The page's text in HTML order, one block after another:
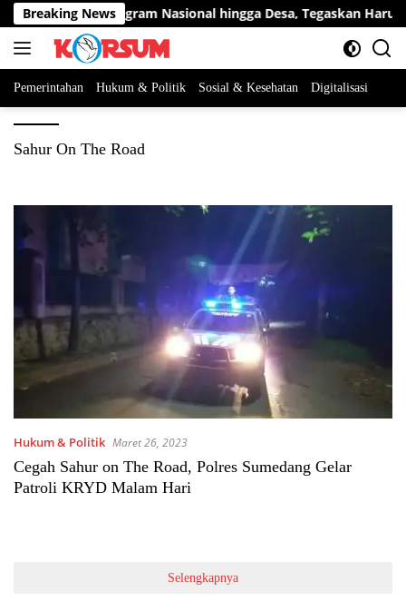
Langsung
ke
konten
Breaking News
Kawal Program Nasional hingga Desa, Tegaskan Harus
Pemerintahan Hukum & Politik Sosial & Kesehatan Digitalisasi
Sahur On The Road
Hukum & Politik Maret 26, 2023
Cegah Sahur on The Road, Polres Sumedang Gelar
Patroli KRYD Malam Hari
Selengkapnya